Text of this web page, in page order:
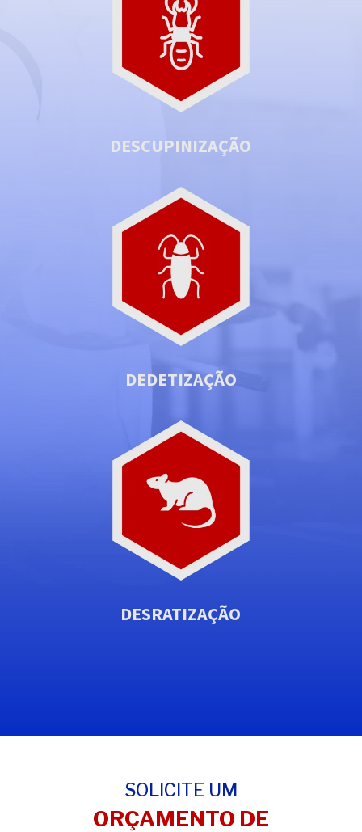
DESCUPINIZAÇÃO
DEDETIZAÇÃO
DESRATIZAÇÃO
SOLICITE UM
ORÇAMENTO DE